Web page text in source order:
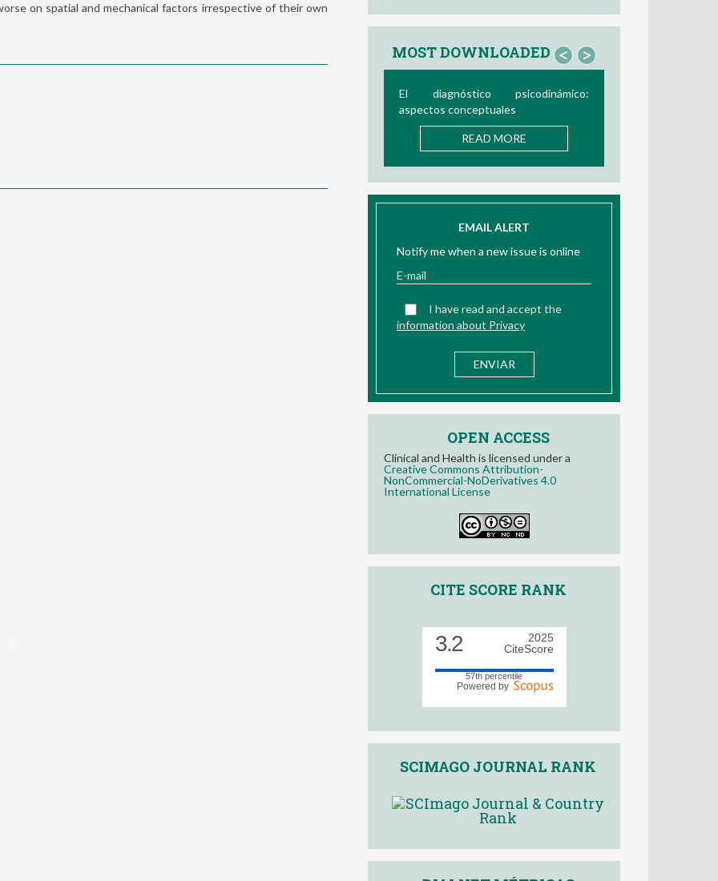
on spatial and mechanical factors irrespective of their own
MOST DOWNLOADED < >
El diagnóstico psicodinámico:
aspectos conceptuales
READ MORE
EMAIL ALERT
Notify me when a new issue is online
I have read and accept the
information about Privacy
OPEN ACCESS
Clinical and Health is licensed under a
Creative Commons Attribution-
NonCommercial-NoDerivatives 4.0
International License
CITE SCORE RANK
3.2
2025
CiteScore
57th percentile
Powered by
SCIMAGO JOURNAL RANK